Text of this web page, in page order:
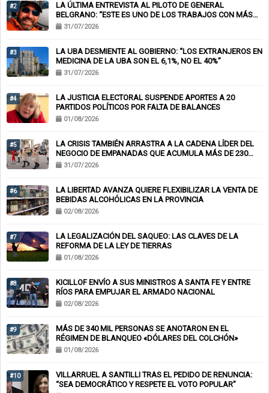
#2
LA ÚLTIMA ENTREVISTA AL PILOTO DE GENERAL
BELGRANO: “ESTE ES UNO DE LOS TRABAJOS CON MÁS
RIESGO”
31/07/2026
#3
LA UBA DESMIENTE AL GOBIERNO: “LOS EXTRANJEROS EN
MEDICINA DE LA UBA SON EL 6,1%, NO EL 40%”
31/07/2026
#4
LA JUSTICIA ELECTORAL SUSPENDE APORTES A 20
PARTIDOS POLÍTICOS POR FALTA DE BALANCES
01/08/2026
#5
LA CRISIS TAMBIÉN ARRASTRA A LA CADENA LÍDER DEL
NEGOCIO DE EMPANADAS QUE ACUMULA MÁS DE 230
CHEQUES RECHAZADOS Y PONE EN RIESGO CIENTOS DE
31/07/2026
#6
LA LIBERTAD AVANZA QUIERE FLEXIBILIZAR LA VENTA DE
BEBIDAS ALCOHÓLICAS EN LA PROVINCIA
02/08/2026
#7
LA LEGALIZACIÓN DEL SAQUEO: LAS CLAVES DE LA
REFORMA DE LA LEY DE TIERRAS
01/08/2026
#8
KICILLOF ENVÍO A SUS MINISTROS A SANTA FE Y ENTRE
RÍOS PARA EMPUJAR EL ARMADO NACIONAL
02/08/2026
#9
MÁS DE 340 MIL PERSONAS SE ANOTARON EN EL
RÉGIMEN DE BLANQUEO «DÓLARES DEL COLCHÓN»
01/08/2026
#10
VILLARRUEL A SANTILLI TRAS EL PEDIDO DE RENUNCIA:
“SEA DEMOCRÁTICO Y RESPETE EL VOTO POPULAR”